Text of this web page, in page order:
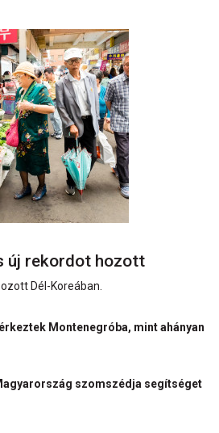
új rekordot hozott
Dél-Koreában.
Montenegróba, mint ahányan
szomszédja segítséget